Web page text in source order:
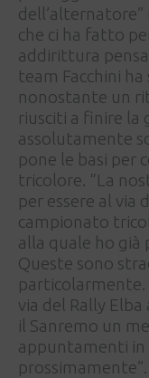
dell’alternatore”
che ci ha fatto
addirittura
team Facchini
nonostante un
riusciti a finire la
assolutamente
pone le basi per
tricolore. “La
per essere al via
campionato
alla quale ho già
Queste sono
particolarmente.
via del Rally
il Sanremo un
appuntamenti in
prossimamente”.